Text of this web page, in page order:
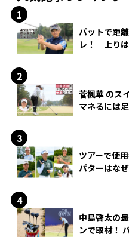
パットで距
レ！ 上りは
菅楓華 のス
マネるには
ツアーで使
パターはな
中島啓太の
ンで取材！